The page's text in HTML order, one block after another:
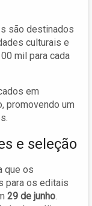
são destinados
culturais e
mil para cada
em
promovendo um
e seleção
que os
para os editais
29 de junho.